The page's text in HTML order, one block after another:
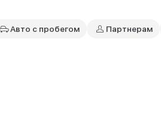
Авто с пробегом Партнерам